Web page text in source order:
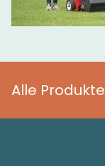
Alle Produkte